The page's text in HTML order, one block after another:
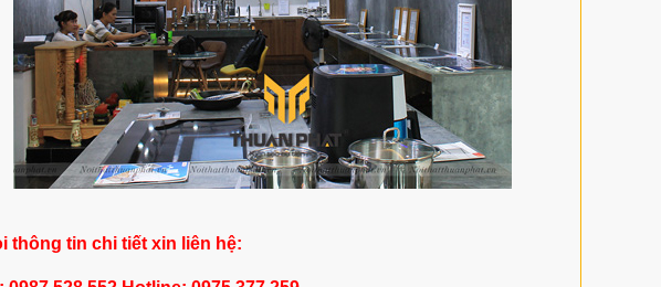
thông tin chi tiết xin liên hệ: